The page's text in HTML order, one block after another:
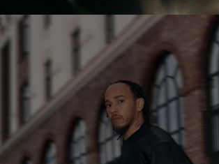
PARA
REPRODUZI-
LO
POR
FAVOR,
CLIQUE
PARA
ATIVÁ-
LO